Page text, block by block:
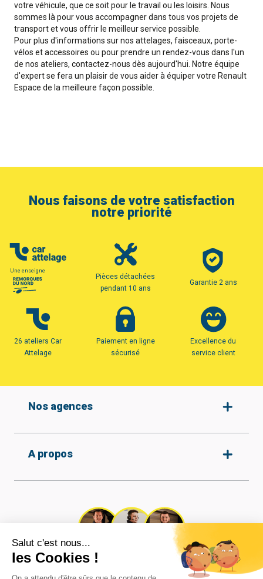
votre véhicule, que ce soit pour le travail ou les loisirs. Nous
sommes là pour vous accompagner dans tous vos projets de
transport et vous offrir le meilleur service possible.
Pour plus d'informations sur nos attelages, faisceaux, porte-
vélos et accessoires ou pour prendre un rendez-vous dans l'un
de nos ateliers, contactez-nous dès aujourd'hui. Notre équipe
d'expert se fera un plaisir de vous aider à équiper votre Renault
Espace de la meilleure façon possible.
Nous faisons de votre satisfaction
notre priorité
Une enseigne
Pièces détachées
pendant 10 ans
Garantie 2 ans
26 ateliers Car
Attelage
Paiement en ligne
sécurisé
Excellence du
service client
Nos agences
Armentières
Beauvais
Caudry
Coignières
A propos
Contact
Mentions légales
vente
Tous nos attelages
Réalisations
Nos experts vous répondent dans les